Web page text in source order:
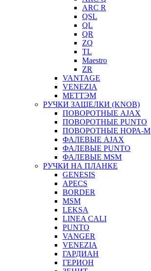
ARC R
QSL
QL
QR
ZQ
TL
Maestro
ZR
VANTAGE
VENEZIA
МЕТТЭМ
РУЧКИ ЗАЩЕЛКИ (KNOB)
ПОВОРОТНЫЕ AJAX
ПОВОРОТНЫЕ PUNTO
ПОВОРОТНЫЕ НОРА-М
ФАЛЕВЫЕ AJAX
ФАЛЕВЫЕ PUNTO
ФАЛЕВЫЕ MSM
РУЧКИ НА ПЛАНКЕ
GENESIS
APECS
BORDER
MSM
LEKSA
LINEA CALI
PUNTO
VANGER
VENEZIA
ГАРДИАН
ГЕРИОН